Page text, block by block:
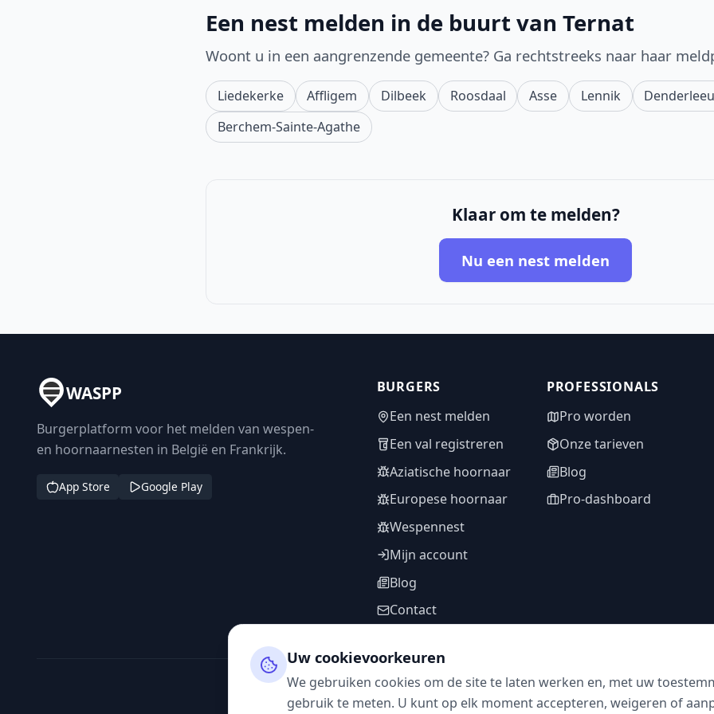
Een nest melden in de buurt van Ternat
Woont u in een aangrenzende gemeente? Ga rechtstreeks naar haar
Liedekerke Affligem Dilbeek Roosdaal Asse Lennik
Berchem-Sainte-Agathe
Klaar om te melden?
Nu een nest melden
WASPP
Burgerplatform voor het melden van wespen-
en hoornaarnesten in België en Frankrijk.
App Store Google Play
BURGERS
Een nest melden
Een val registreren
Aziatische hoornaar
Europese hoornaar
Wespennest
Mijn account
Blog
Contact
PROFESSIONALS
Pro worden
Onze tarieven
Blog
Pro-dashboard
VOLG ONS
Uw cookievoorkeuren
We gebruiken cookies om de site te laten werken en, met uw
gebruik te meten. U kunt op elk moment accepteren, weigeren of